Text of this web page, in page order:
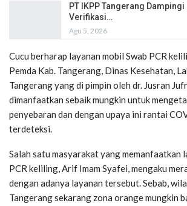
PT IKPP Tangerang Dampingi
Verifikasi…
Agu 5, 2026
Cucu berharap layanan mobil Swab PCR
Pemda Kab. Tangerang, Dinas Kesehatan,
Tangerang yang di pimpin oleh dr. Jusran
dimanfaatkan sebaik mungkin untuk
penyebaran dan dengan upaya ini rantai
terdeteksi.
Salah satu masyarakat yang memanfaatkan
PCR keliling, Arif Imam Syafei, mengaku
dengan adanya layanan tersebut. Sebab,
Tangerang sekarang zona orange mungkin